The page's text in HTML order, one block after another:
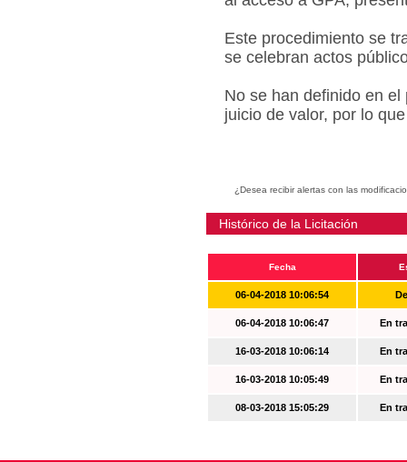
Este procedimiento se
se celebran actos
No se han definido en
juicio de valor, por lo
¿Desea recibir alertas con las
Histórico de la Licitación
Fecha
06-04-2018 10:06:54
06-04-2018 10:06:47 En
16-03-2018 10:06:14 En
16-03-2018 10:05:49 En
08-03-2018 15:05:29 En